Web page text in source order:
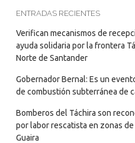
ENTRADAS RECIENTES
Verifican mecanismos de
ayuda solidaria por la frontera
Norte de Santander
Gobernador Bernal: Es un
de combustión subterránea de
Bomberos del Táchira son
por labor rescatista en zonas de
Guaira